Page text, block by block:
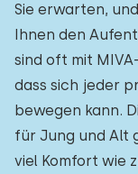
Sie erwarten,
Ihnen den
sind oft mit
dass sich jeder
bewegen kann.
für Jung und Alt
viel Komfort wie